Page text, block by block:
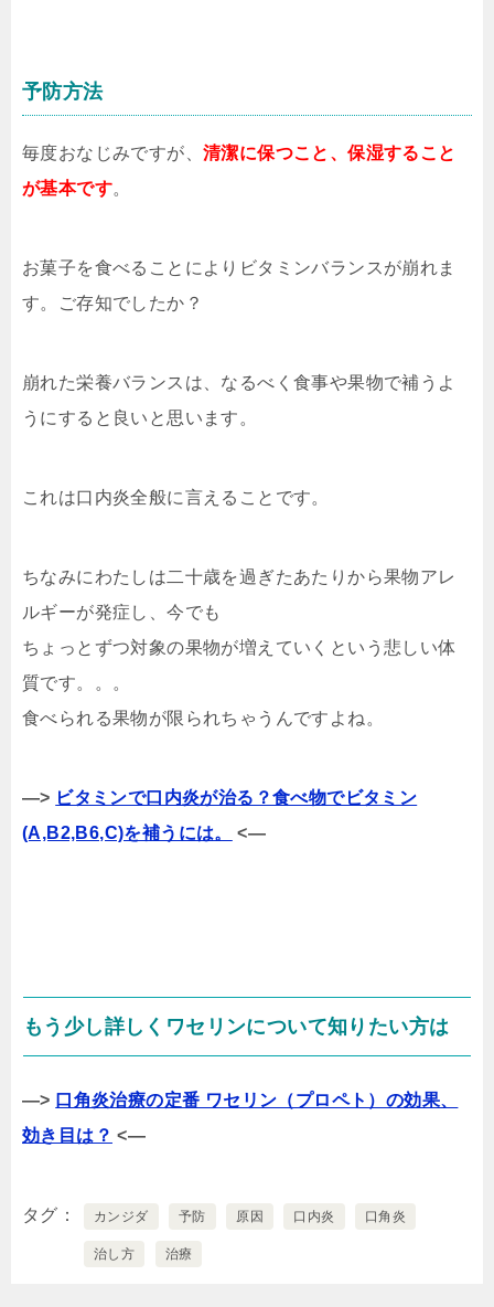
予防方法
毎度おなじみですが、 清潔に保つこと、保湿すること
が基本です。
お菓子を食べることによりビタミンバランスが崩れま
す。ご存知でしたか？
崩れた栄養バランスは、なるべく食事や果物で補うよ
うにすると良いと思います。
これは口内炎全般に言えることです。
ちなみにわたしは二十歳を過ぎたあたりから果物アレ
ルギーが発症し、今でも
ちょっとずつ対象の果物が増えていくという悲しい体
質です。。。
食べられる果物が限られちゃうんですよね。
—> ビタミンで口内炎が治る？食べ物でビタミン
(A,B2,B6,C)を補うには。
<—
もう少し詳しくワセリンについて知りたい方は
—> 口角炎治療の定番 ワセリン（プロペト）の効果、
効き目は？ <—
タグ カンジダ 予防 原因 口内炎 口角炎
治し方 治療